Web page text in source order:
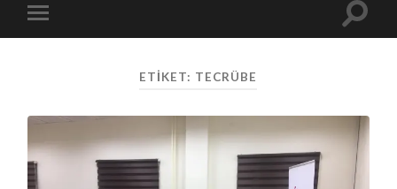
mobile
Toggle
ETIKET: TECRÜBE